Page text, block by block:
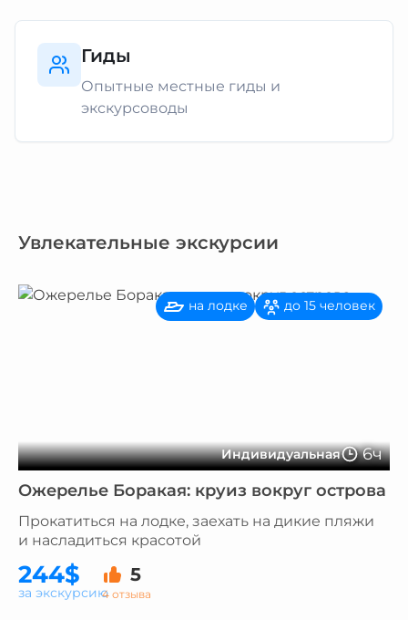
Гиды
Опытные местные гиды и
экскурсоводы
Увлекательные экскурсии
Индивидуальная 6ч
на лодке до 15 человек
Ожерелье Боракая: круиз вокруг острова
Прокатиться на лодке, заехать на дикие пляжи
и насладиться красотой
244$ 5
4 отзыва
за экскурсию